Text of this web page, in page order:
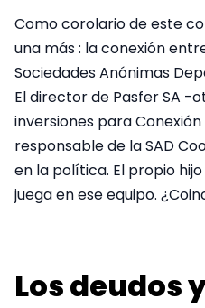
Como corolario de este
una más : la conexión
Sociedades Anónimas
El director de Pasfer SA
inversiones para
responsable de la SAD
en la política. El propio
juega en ese equipo.
Los deudos